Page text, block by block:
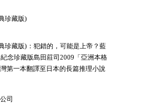
珍藏版)
珍藏版)：犯錯的，可能是上帝？藍
念珍藏版島田莊司2009「亞洲本格
第一本翻譯至日本的長篇推理小說
司